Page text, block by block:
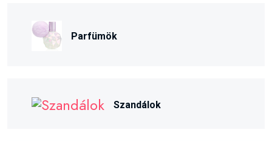
Parfümök
Szandálok